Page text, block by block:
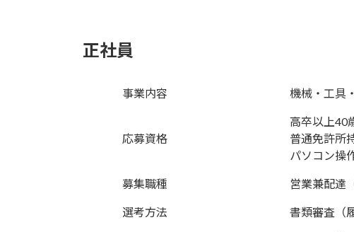
正社員
事業内容 機械・工具
応募資格
高卒以上40
普通免許所
パソコン操
募集職種 営業兼配達
選考方法 書類審査（